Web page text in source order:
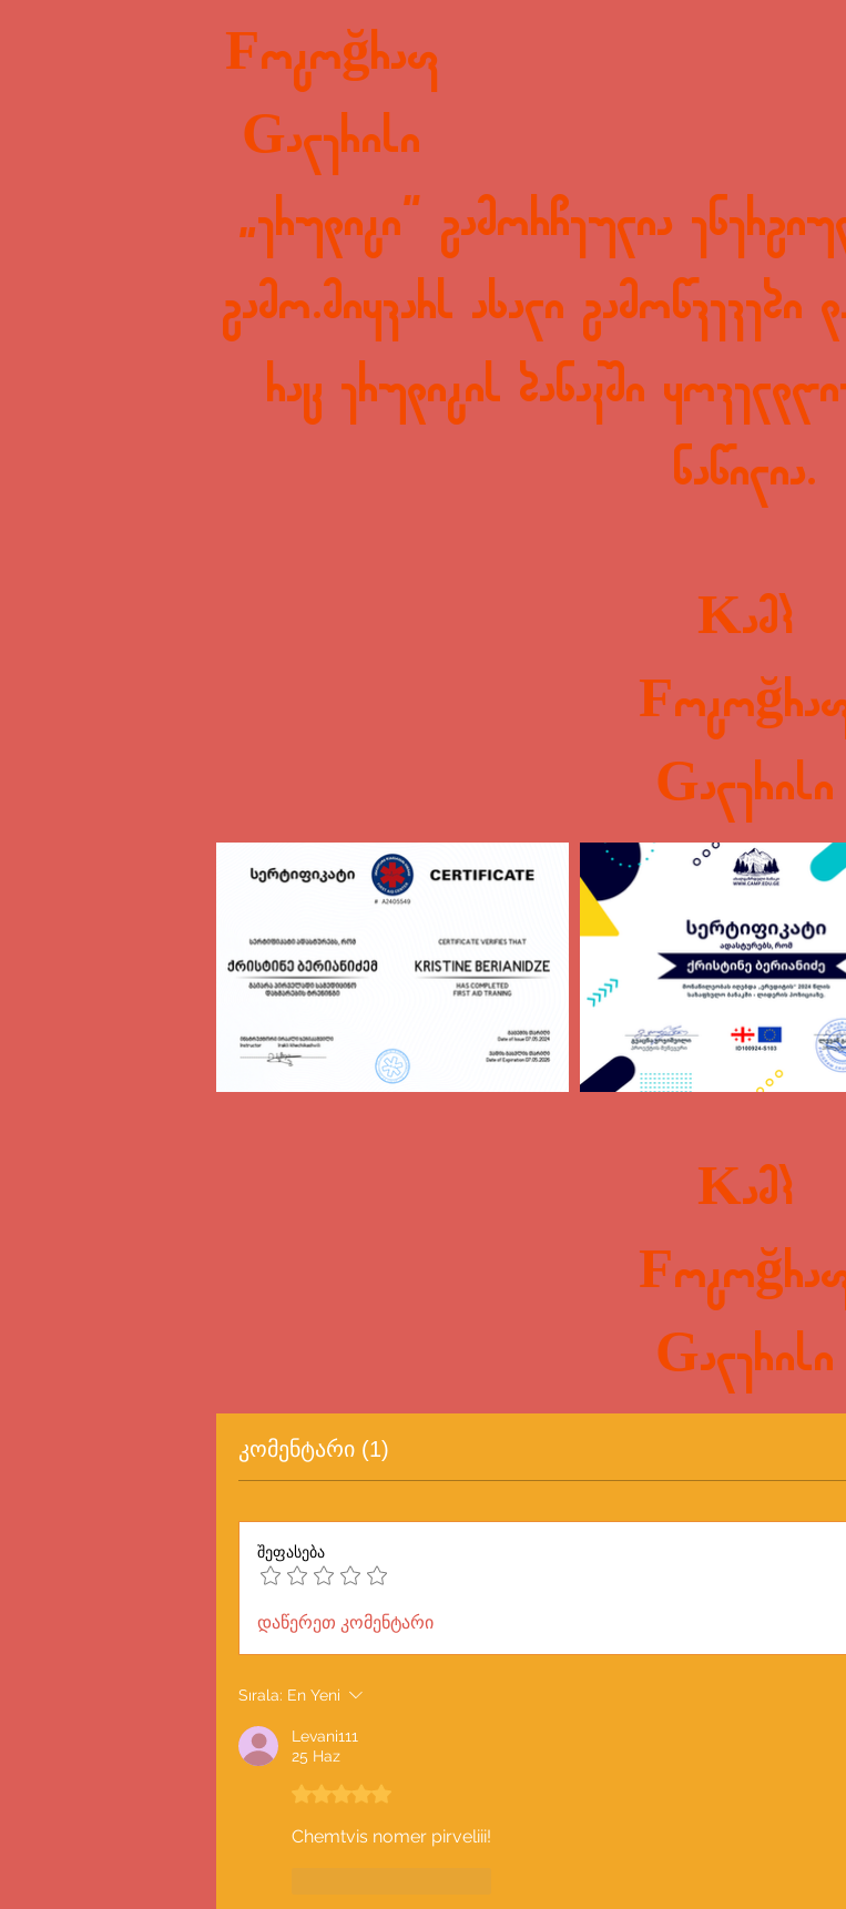
Fotoğraf
Galerisi
„ერუდიტი” გამორჩეულია
გამო.მიყვარს ახალი გამოწვევები
რაც ერუდიტის ბანაკში
ნაწილია.
Kamp
Galerisi
Kamp
Galerisi
კომენტარი (1)
შეფასება
დაწერეთ კომენტარი
Sırala: En Yeni
Levani111
25 Haz
5 üzerinden 5 yıldız
Chemtvis nomer pirveliii!